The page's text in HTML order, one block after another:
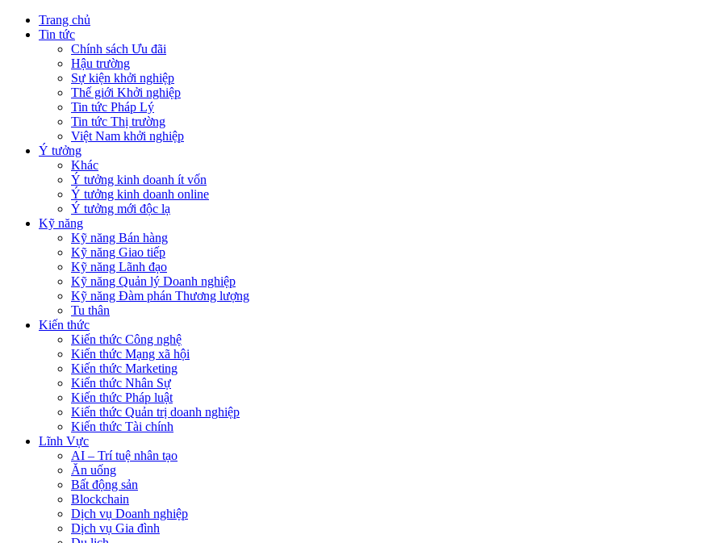
Trang chủ
Tin tức
Chính sách Ưu đãi
Hậu trường
Sự kiện khởi nghiệp
Thế giới Khởi nghiệp
Tin tức Pháp Lý
Tin tức Thị trường
Việt Nam khởi nghiệp
Ý tưởng
Khác
Ý tưởng kinh doanh ít vốn
Ý tưởng kinh doanh online
Ý tưởng mới độc lạ
Kỹ năng
Kỹ năng Bán hàng
Kỹ năng Giao tiếp
Kỹ năng Lãnh đạo
Kỹ năng Quản lý Doanh nghiệp
Kỹ năng Đàm phán Thương lượng
Tu thân
Kiến thức
Kiến thức Công nghệ
Kiến thức Mạng xã hội
Kiến thức Marketing
Kiến thức Nhân Sự
Kiến thức Pháp luật
Kiến thức Quản trị doanh nghiệp
Kiến thức Tài chính
Lĩnh Vực
AI – Trí tuệ nhân tạo
Ăn uống
Bất động sản
Blockchain
Dịch vụ Doanh nghiệp
Dịch vụ Gia đình